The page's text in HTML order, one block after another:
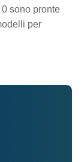
sono pronte
per